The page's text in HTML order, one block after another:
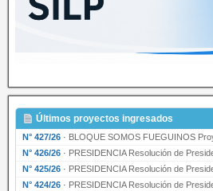
Últimos proyectos ingresados
N° 427/26 · BLOQUE SOMOS FUEGUINOS Proyecto de Declaración
N° 426/26 · PRESIDENCIA Resolución de Presidencia N° 216/
N° 425/26 · PRESIDENCIA Resolución de Presidencia N° 212/
N° 424/26 · PRESIDENCIA Resolución de Presidencia Nº 210/